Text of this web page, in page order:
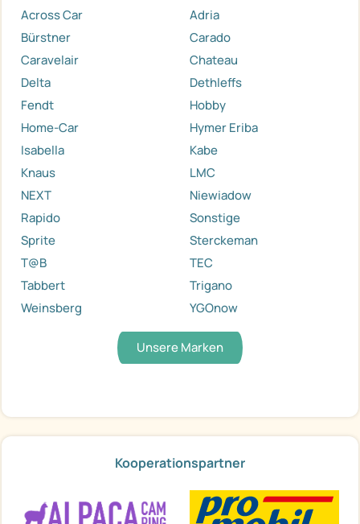
Across Car
Adria
Bürstner
Carado
Caravelair
Chateau
Delta
Dethleffs
Fendt
Hobby
Home-Car
Hymer Eriba
Isabella
Kabe
Knaus
LMC
NEXT
Niewiadow
Rapido
Sonstige
Sprite
Sterckeman
T@B
TEC
Tabbert
Trigano
Weinsberg
YGOnow
Unsere Marken
Kooperationspartner